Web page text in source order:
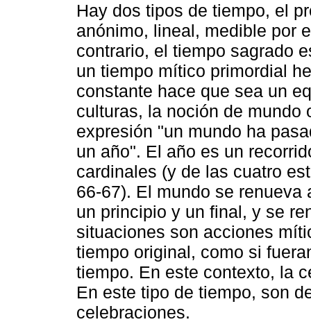
Hay dos tipos de tiempo, el
anónimo, lineal, medible por
contrario, el tiempo sagrado
un tiempo mítico primordial
constante hace que sea un
culturas, la noción de mundo
expresión "un mundo ha
un año". El año es un
cardinales (y de las cuatro
66-67). El mundo se
un principio y un final, y se
situaciones son acciones
tiempo original, como si
tiempo. En este contexto, la
En este tipo de tiempo, son
celebraciones.